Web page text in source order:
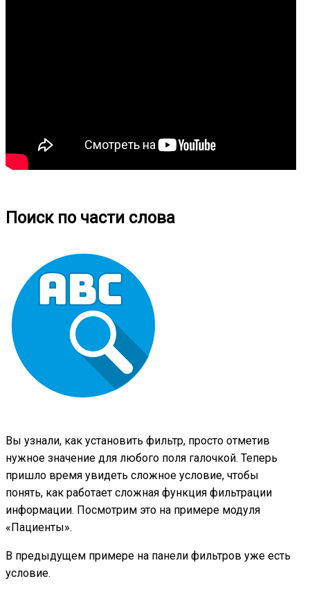
Поиск по части слова
Вы узнали, как установить фильтр, просто отметив
нужное значение для любого поля галочкой. Теперь
пришло время увидеть сложное условие, чтобы
понять, как работает сложная функция фильтрации
информации. Посмотрим это на примере модуля
«Пациенты».
В предыдущем примере на панели фильтров уже есть
условие.